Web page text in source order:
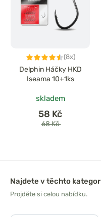
(8x)
Delphin Háčky HKD
Iseama 10+1ks
skladem
58 Kč
68 Kč
Najdete v těchto
Projděte si celou nabídku.